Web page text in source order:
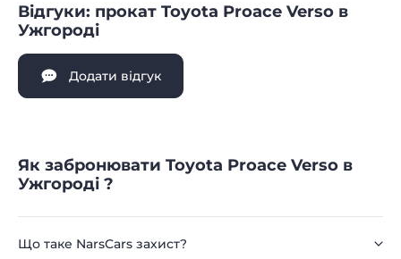
Відгуки: прокат Toyota Proace Verso в
Ужгороді
Додати відгук
Як забронювати Toyota Proace Verso в
Ужгороді ?
Що таке NarsCars захист?